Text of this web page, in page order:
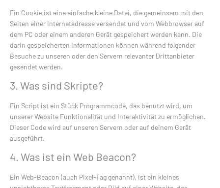
Ein Cookie ist eine einfache kleine Datei, die gemeinsam mit den
Seiten einer Internetadresse versendet und vom Webbrowser auf
dem PC oder einem anderen Gerät gespeichert werden kann. Die
darin gespeicherten Informationen können während folgender
Besuche zu unseren oder den Servern relevanter Drittanbieter
gesendet werden.
3. Was sind Skripte?
Ein Script ist ein Stück Programmcode, das benutzt wird, um
unserer Website Funktionalität und Interaktivität zu ermöglichen.
Dieser Code wird auf unseren Servern oder auf deinem Gerät
ausgeführt.
4. Was ist ein Web Beacon?
Ein Web-Beacon (auch Pixel-Tag genannt), ist ein kleines